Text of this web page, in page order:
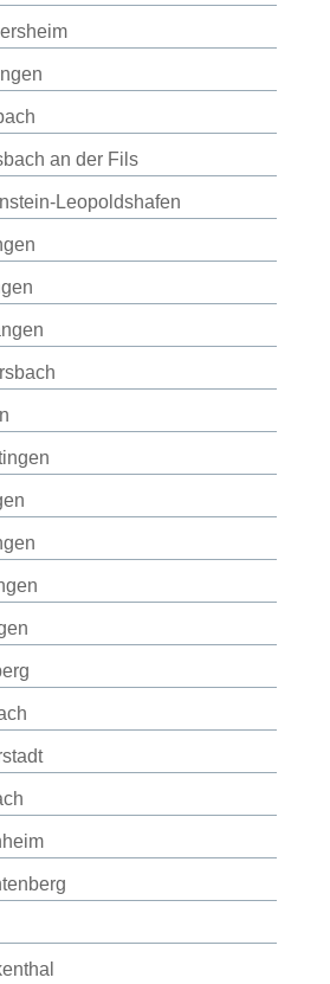
an der Fils
Leopoldshafen